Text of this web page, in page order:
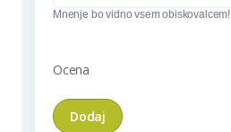
Mnenje bo vidno vsem obiskovalcem!
Ocena